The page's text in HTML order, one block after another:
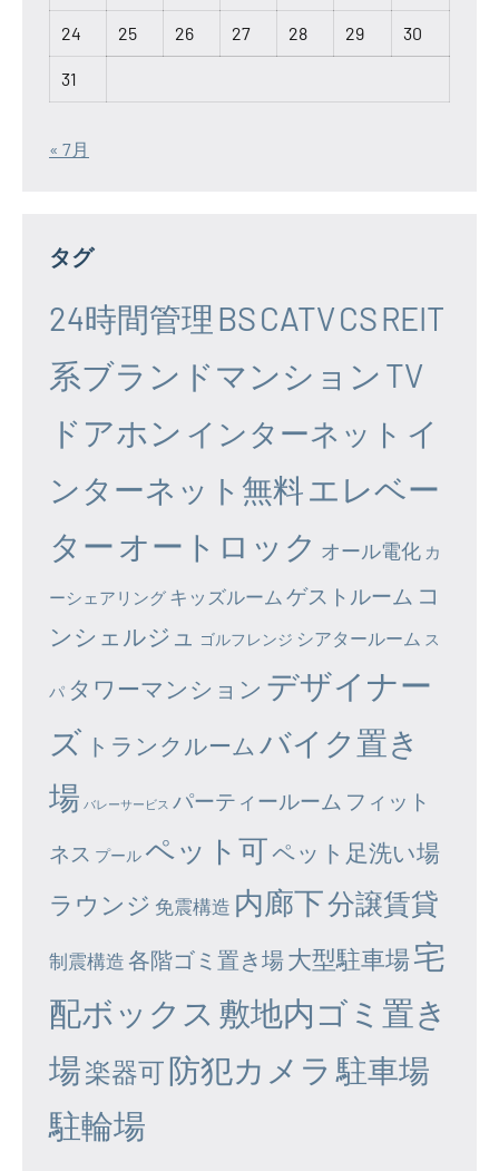
24 25 26 27 28 29 30
31
« 7月
タグ
24時間管理 BSCATVCSREIT
系ブランドマンション TV
ドアホン インターネット イ
ンターネット無料エレベー
ター オートロック オール電化 カ
ーシェアリング キッズルーム ゲストルーム コ
ンシェルジュ
ゴルフレンジ シアタールーム ス
パ タワーマンション デザイナー
ズ トランクルーム バイク置き
場 バレーサービス パーティールーム フィット
ネス プール ペット可ペット足洗い場
ラウンジ 免震構造 内廊下分譲賃貸
制震構造 各階ゴミ置き場大型駐車場宅
配ボックス 敷地内ゴミ置き
場楽器可防犯カメラ 駐車場
駐輪場